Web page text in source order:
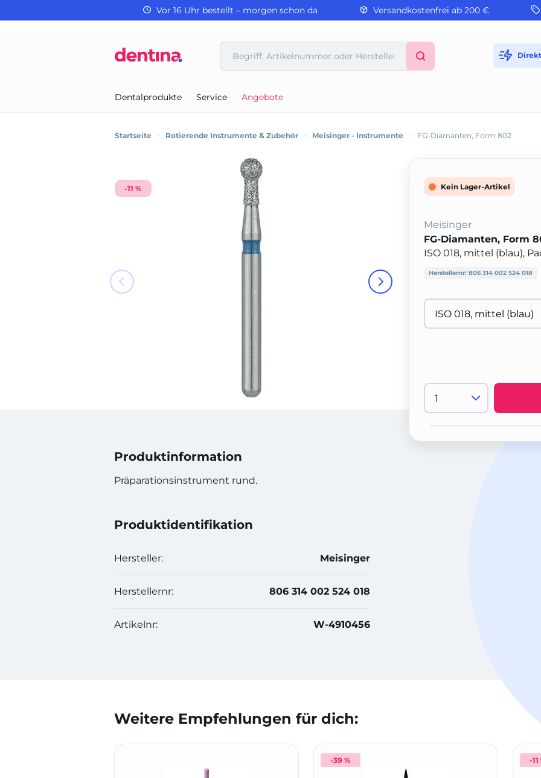
Vor 16 Uhr bestellt – morgen schon da Versandkostenfrei ab 200 €
Dentalprodukte Service Angebote
Startseite > Rotierende Instrumente & Zubehör > Meisinger - Instrumente > FG-Diamanten, Form 802
-11 %
Produktinformation
Präparationsinstrument rund.
Produktidentifikation
Hersteller: Meisinger
Herstellernr: 806 314 002 524 018
Artikelnr: W-4910456
Kein Lager-Artikel
Meisinger
FG-Diamanten, Form
ISO 018, mittel (blau),
Herstellernr: 806 314 002 524 018
Weitere Empfehlungen für dich:
-39 % -11